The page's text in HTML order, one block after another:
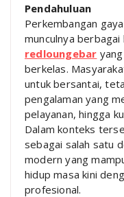
Pendahuluan
Perkembangan
munculnya
redloungebar
berkelas.
untuk bersantai,
pengalaman yang
pelayanan, hingga
Dalam konteks
sebagai salah satu
modern yang
hidup masa kini
profesional.